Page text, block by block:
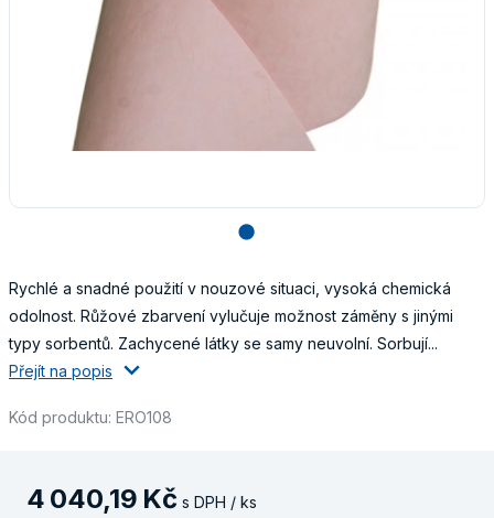
lens
Rychlé a snadné použití v nouzové situaci, vysoká chemická
odolnost. Růžové zbarvení vylučuje možnost záměny s jinými
typy sorbentů. Zachycené látky se samy neuvolní. Sorbují...
Přejít na popis
Kód produktu: ERO108
4 040,19 Kč s DPH / ks